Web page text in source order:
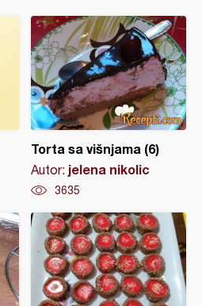
Torta sa višnjama (6)
Autor: jelena nikolic
3635